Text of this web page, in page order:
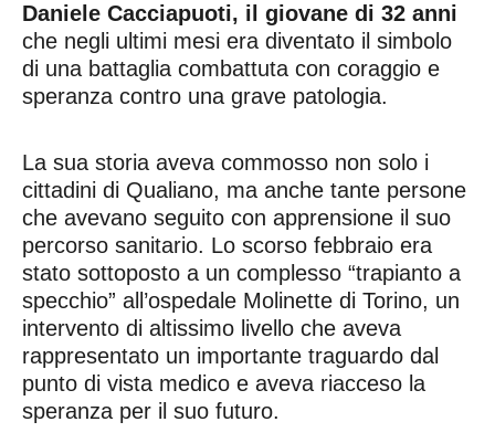
Daniele Cacciapuoti, il giovane di 32 anni
che negli ultimi mesi era diventato il simbolo
di una battaglia combattuta con coraggio e
speranza contro una grave patologia.
La sua storia aveva commosso non solo i
cittadini di Qualiano, ma anche tante persone
che avevano seguito con apprensione il suo
percorso sanitario. Lo scorso febbraio era
stato sottoposto a un complesso “trapianto a
specchio” all’ospedale Molinette di Torino, un
intervento di altissimo livello che aveva
rappresentato un importante traguardo dal
punto di vista medico e aveva riacceso la
speranza per il suo futuro.